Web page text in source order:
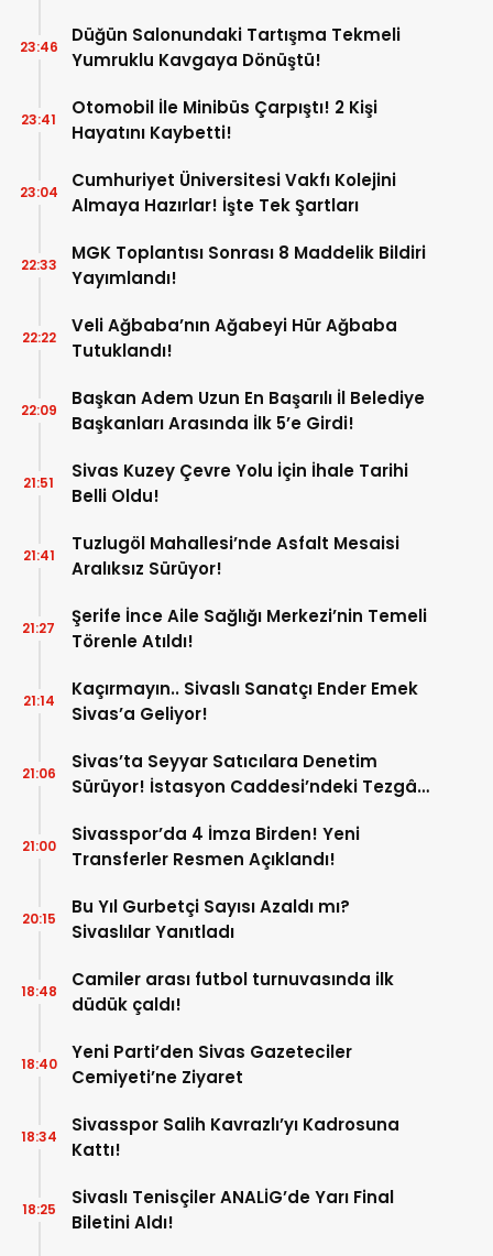
Düğün Salonundaki Tartışma Tekmeli
Yumruklu Kavgaya Dönüştü!
23:46
Otomobil İle Minibüs Çarpıştı! 2 Kişi
Hayatını Kaybetti!
23:41
Cumhuriyet Üniversitesi Vakfı Kolejini
Almaya Hazırlar! İşte Tek Şartları
23:04
MGK Toplantısı Sonrası 8 Maddelik Bildiri
Yayımlandı!
22:33
Veli Ağbaba’nın Ağabeyi Hür Ağbaba
Tutuklandı!
22:22
Başkan Adem Uzun En Başarılı İl Belediye
Başkanları Arasında İlk 5’e Girdi!
22:09
Sivas Kuzey Çevre Yolu İçin İhale Tarihi
Belli Oldu!
21:51
Tuzlugöl Mahallesi’nde Asfalt Mesaisi
Aralıksız Sürüyor!
21:41
Şerife İnce Aile Sağlığı Merkezi’nin Temeli
Törenle Atıldı!
21:27
Kaçırmayın.. Sivaslı Sanatçı Ender Emek
Sivas’a Geliyor!
21:14
Sivas’ta Seyyar Satıcılara Denetim
Sürüyor! İstasyon Caddesi’ndeki Tezgâh
21:06
Sivasspor’da 4 İmza Birden! Yeni
Transferler Resmen Açıklandı!
21:00
Bu Yıl Gurbetçi Sayısı Azaldı mı?
Sivaslılar Yanıtladı
20:15
Camiler arası futbol turnuvasında ilk
düdük çaldı!
18:48
Yeni Parti’den Sivas Gazeteciler
Cemiyeti’ne Ziyaret
18:40
Sivasspor Salih Kavrazlı’yı Kadrosuna
Kattı!
18:34
Sivaslı Tenisçiler ANALİG’de Yarı Final
Biletini Aldı!
18:25